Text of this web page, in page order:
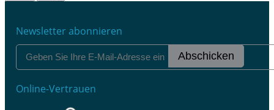
Newsletter abonnieren
Abschicken
Online-Vertrauen